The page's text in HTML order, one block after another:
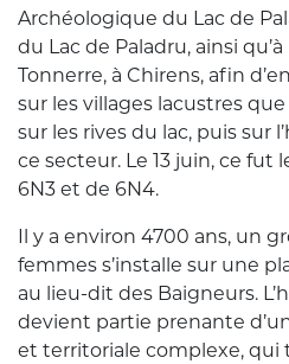
Archéologique du Lac de
du Lac de Paladru, ainsi
Tonnerre, à Chirens, afin
sur les villages lacustres
sur les rives du lac, puis sur
ce secteur. Le 13 juin, ce fut
6N3 et de 6N4.
Il y a environ 4700 ans, un
femmes s’installe sur une
au lieu-dit des Baigneurs.
devient partie prenante
et territoriale complexe, qui